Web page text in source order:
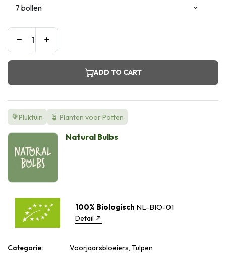
ADD TO CART
💐Pluktuin 🪴 Planten voor Potten
Natural Bulbs
100% Biologisch NL-BIO-01
Detail
Categorie: Voorjaarsbloeiers, Tulpen